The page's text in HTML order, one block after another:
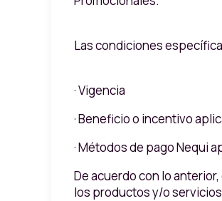
Las condiciones
· Vigencia
· Beneficio o incentivo
· Métodos de pago Nequi
De acuerdo con lo
los productos y/o